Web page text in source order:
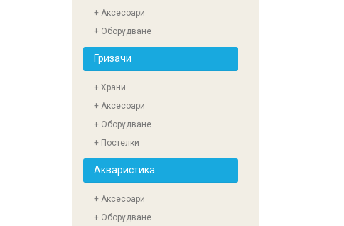
+ Аксесоари
+ Оборудване
Гризачи
+ Храни
+ Аксесоари
+ Оборудване
+ Постелки
Акваристика
+ Аксесоари
+ Оборудване